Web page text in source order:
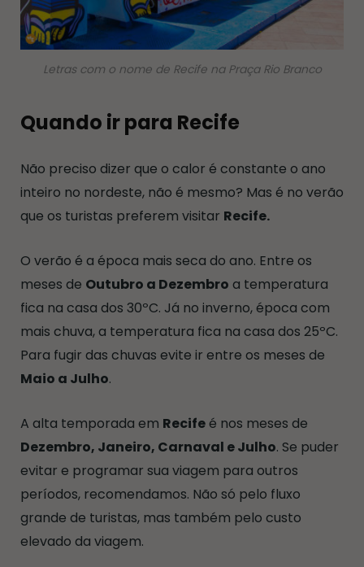
Letras com o nome de Recife na Praça Rio Branco
Quando ir para Recife
Não preciso dizer que o calor é constante o ano
inteiro no nordeste, não é mesmo? Mas é no verão
que os turistas preferem visitar Recife.
O verão é a época mais seca do ano. Entre os
meses de Outubro a Dezembro a temperatura
fica na casa dos 30ºC. Já no inverno, época com
mais chuva, a temperatura fica na casa dos 25ºC.
Para fugir das chuvas evite ir entre os meses de
Maio a Julho.
A alta temporada em Recifeé nos meses de
Dezembro, Janeiro, Carnaval e Julho. Se puder
evitar e programar sua viagem para outros
períodos, recomendamos. Não só pelo fluxo
grande de turistas, mas também pelo custo
elevado da viagem.